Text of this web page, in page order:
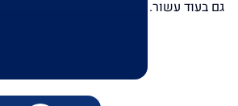
גם בעוד עשור.